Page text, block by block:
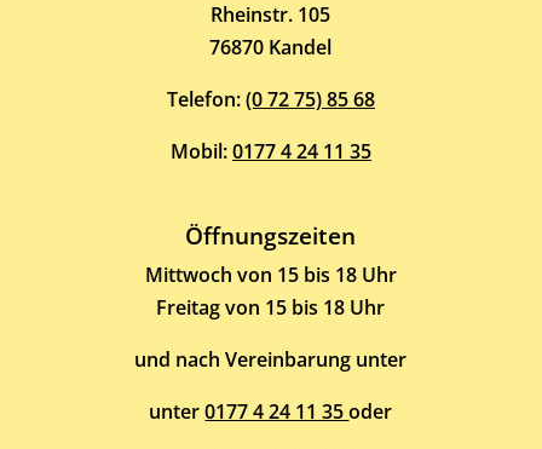
Rheinstr. 105
76870 Kandel
Telefon:(0 72 75) 85 68
Mobil:0177 4 24 11 35
Öffnungszeiten
Mittwoch von 15 bis 18 Uhr
Freitag von 15 bis 18 Uhr
und nach Vereinbarung unter
unter0177 4 24 11 35oder